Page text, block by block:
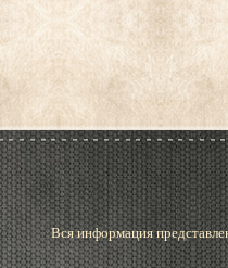
Вся информация